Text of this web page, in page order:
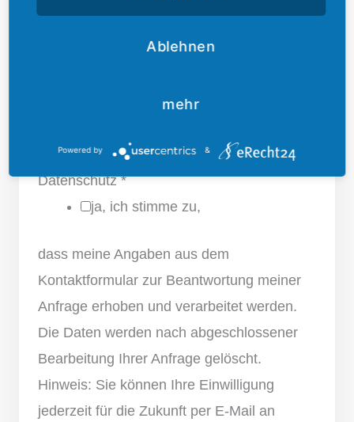
Datenschutz*
ja, ich stimme zu,
dass meine Angaben aus dem
Kontaktformular zur Beantwortung meiner
Anfrage erhoben und verarbeitet werden.
Die Daten werden nach abgeschlossener
Bearbeitung Ihrer Anfrage gelöscht.
Hinweis: Sie können Ihre Einwilligung
jederzeit für die Zukunft per E-Mail an
Ablehnen
mehr
Powered by &